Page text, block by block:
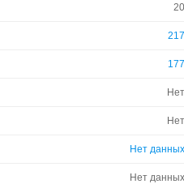
20
217
177
Нет
Нет
Нет данных
Нет данных